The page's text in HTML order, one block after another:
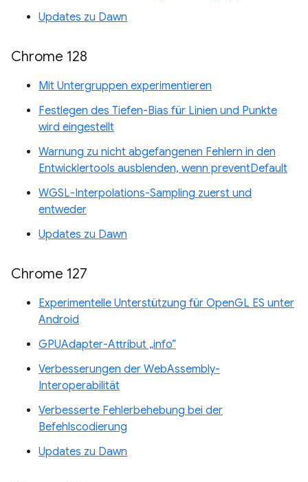
Updates zu Dawn
Chrome 128
Mit Untergruppen experimentieren
Festlegen des Tiefen-Bias für Linien und Punkte
wird eingestellt
Warnung zu nicht abgefangenen Fehlern in den
Entwicklertools ausblenden, wenn preventDefault
WGSL-Interpolations-Sampling zuerst und
entweder
Updates zu Dawn
Chrome 127
Experimentelle Unterstützung für OpenGL ES unter
Android
GPUAdapter-Attribut „info“
Verbesserungen der WebAssembly-
Interoperabilität
Verbesserte Fehlerbehebung bei der
Befehlscodierung
Updates zu Dawn